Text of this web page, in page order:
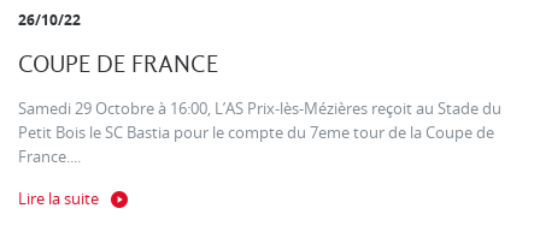
26/10/22
COUPE DE FRANCE
Samedi 29 Octobre à 16:00, L’AS Prix-lès-Mézières reçoit au Stade du
Petit Bois le SC Bastia pour le compte du 7eme tour de la Coupe de
France....
Lire la suite